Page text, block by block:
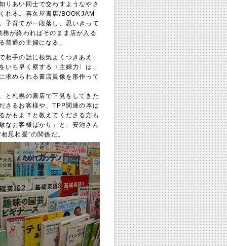
りあい同士で交わすようなやさ
れる。喜久屋書店/BOOKJAM
子育てが一段落し、思いきって
が終わればそのまま店が入る
普通の主婦になる。
相手の話に根気よくつきあえ
いち早く察する〈主婦力〉は、
求められる書店員像を形作って
と札幌の書店で下見をしてきた
さるお客様や、TPP関連の本は
かもよ？と教えてくださる方も
なお客様ばかり」と、安池さん
思相愛”の関係だ。